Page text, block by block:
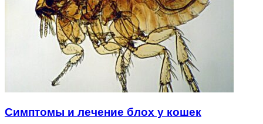
Симптомы и лечение блох у кошек